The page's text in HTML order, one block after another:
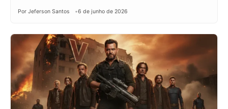
Por Jeferson Santos 6 de junho de 2026